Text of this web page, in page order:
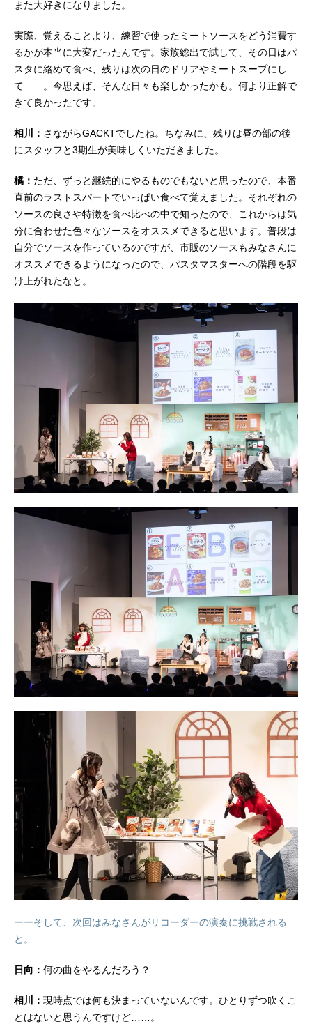
また大好きになりました。
実際、覚えることより、練習で使ったミートソースをどう消費す
るかが本当に大変だったんです。家族総出で試して、その日はパ
スタに絡めて食べ、残りは次の日のドリアやミートスープにし
て……。今思えば、そんな日々も楽しかったかも。何より正解で
きて良かったです。
相川： さながらGACKTでしたね。ちなみに、残りは昼の部の後
にスタッフと3期生が美味しくいただきました。
橘： ただ、ずっと継続的にやるものでもないと思ったので、本番
直前のラストスパートでいっぱい食べて覚えました。それぞれの
ソースの良さや特徴を食べ比べの中で知ったので、これからは気
分に合わせた色々なソースをオススメできると思います。普段は
自分でソースを作っているのですが、市販のソースもみなさんに
オススメできるようになったので、パスタマスターへの階段を駆
け上がれたなと。
ーーそして、次回はみなさんがリコーダーの演奏に挑戦される
と。
日向： 何の曲をやるんだろう？
相川： 現時点では何も決まっていないんです。ひとりずつ吹くこ
とはないと思うんですけど……。